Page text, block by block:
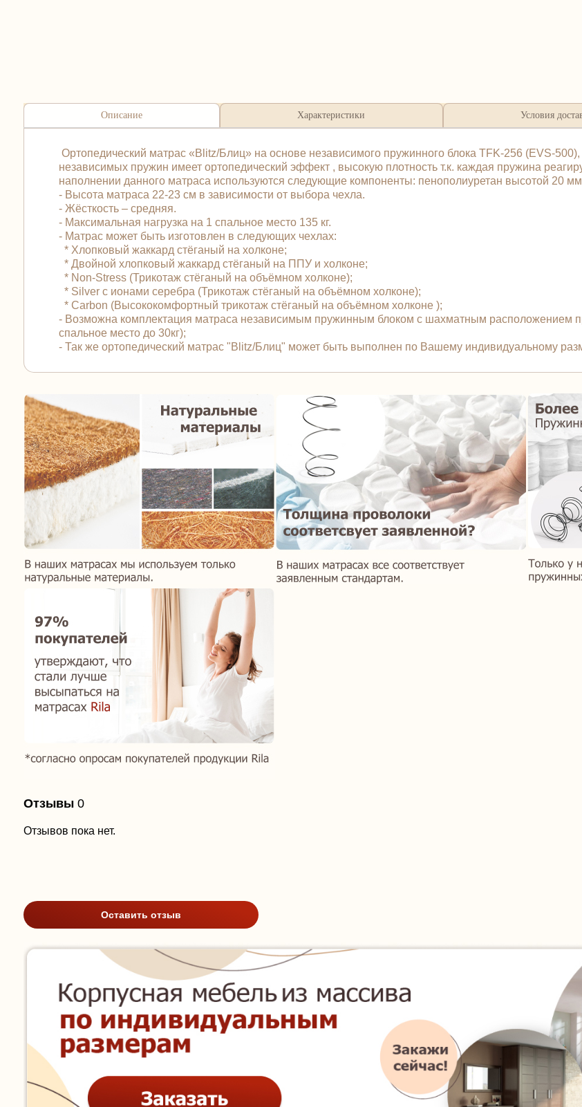
Описание Характеристики Условия
Ортопедический матрас «Blitz/Блиц» на основе независимого пружинного блока TFK-256 (EVS-
независимых пружин имеет ортопедический эффект , высокую плотность т.к. каждая пружина
наполнении данного матраса используются следующие компоненты: пенополиуретан высотой 20
- Высота матраса 22-23 см в зависимости от выбора чехла.
- Жёсткость – средняя.
- Максимальная нагрузка на 1 спальное место 135 кг.
- Матрас может быть изготовлен в следующих чехлах:
* Хлопковый жаккард стёганый на холконе;
* Двойной хлопковый жаккард стёганый на ППУ и холконе;
* Non-Stress (Трикотаж стёганый на объёмном холконе);
* Silver с ионами серебра (Трикотаж стёганый на объёмном холконе);
* Carbon (Высококомфортный трикотаж стёганый на объёмном холконе );
- Возможна комплектация матраса независимым пружинным блоком с шахматным расположением
спальное место до 30кг);
- Так же ортопедический матрас "Blitz/Блиц" может быть выполнен по Вашему индивидуальному
Отзывы 0
Отзывов пока нет.
Оставить отзыв